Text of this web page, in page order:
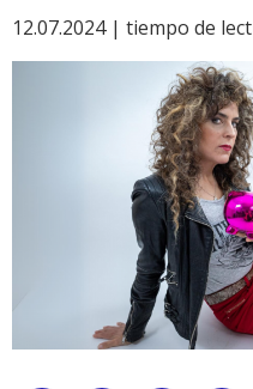
12.07.2024 | tiempo de